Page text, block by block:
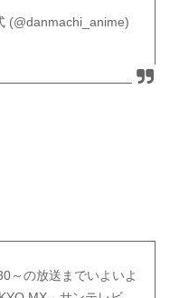
(@danmachi_anime)
～の放送までいよいよ